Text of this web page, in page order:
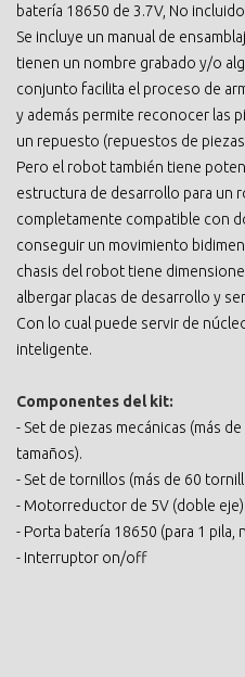
batería 18650 de 3.7V, No
Se incluye un manual de
tienen un nombre grabado y/o
conjunto facilita el proceso de
y además permite reconocer las
un repuesto (repuestos de
Pero el robot también tiene
estructura de desarrollo para un
completamente compatible con
conseguir un movimiento
chasis del robot tiene
albergar placas de desarrollo y
Con lo cual puede servir de
inteligente.
Componentes del kit:
- Set de piezas mecánicas (más
tamaños).
- Set de tornillos (más de 60
- Motorreductor de 5V (doble eje)
- Porta batería 18650 (para 1 pila,
- Interruptor on/off